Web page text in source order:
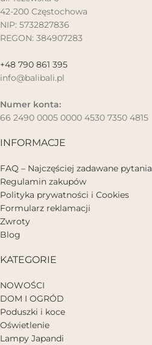
42-200 Częstochowa
NIP: 5732827836
REGON: 384907283
+48 790 861 395
info@balibali.pl
Numer konta:
66 2490 0005 0000 4530 7350 4815
INFORMACJE
FAQ – Najczęściej zadawane pytania
Regulamin zakupów
Polityka prywatności i Cookies
Formularz reklamacji
Zwroty
Blog
KATEGORIE
NOWOŚCI
DOM I OGRÓD
Poduszki i koce
Oświetlenie
Lampy Japandi